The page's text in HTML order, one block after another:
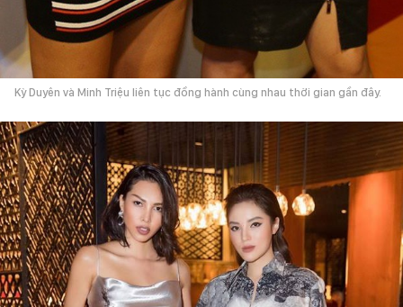
Kỳ Duyên và Minh Triệu liên tục đồng hành cùng nhau thời gian gần đây.